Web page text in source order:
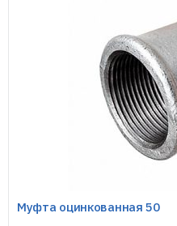
Муфта оцинкованная 50